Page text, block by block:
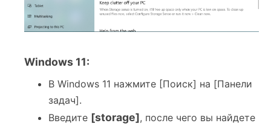
Windows 11:
В Windows 11 нажмите [Поиск] на [Панели
задач].
Введите [storage], после чего вы найдете